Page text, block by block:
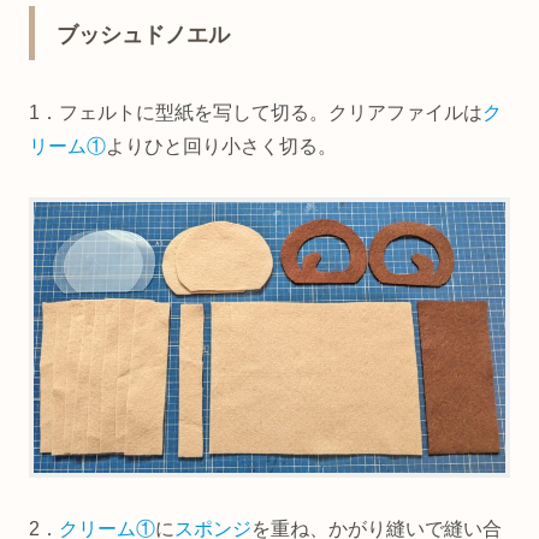
ブッシュドノエル
1．フェルトに型紙を写して切る。クリアファイルはク
リーム①よりひと回り小さく切る。
2． クリーム①に スポンジを重ね、かがり縫いで縫い合